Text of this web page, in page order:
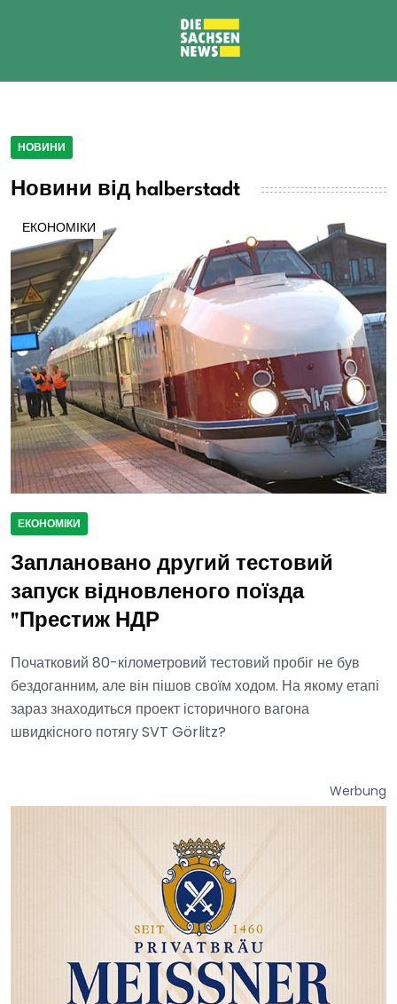
НОВИНИ
Новини від halberstadt
ЕКОНОМІКИ
ЕКОНОМІКИ
Заплановано другий тестовий
запуск відновленого поїзда
"Престиж НДР
Початковий 80-кілометровий тестовий пробіг не був
бездоганним, але він пішов своїм ходом. На якому етапі
зараз знаходиться проект історичного вагона
швидкісного потягу SVT Görlitz?
Werbung